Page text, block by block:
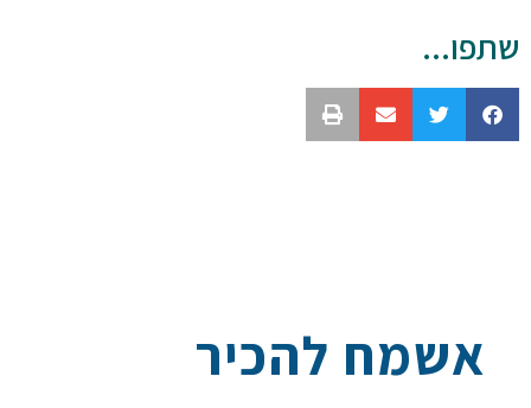
שתפו...
אשמח להכיר